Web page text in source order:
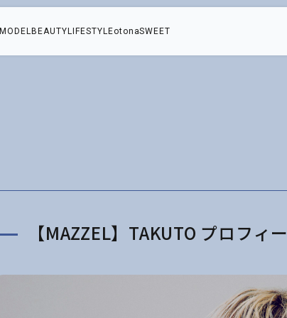
MODEL BEAUTY LIFESTYLEotonaSWEET
【MAZZEL】TAKUTO プロフィ